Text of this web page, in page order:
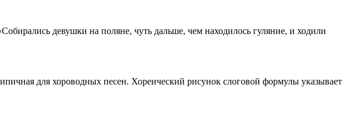
девушки на поляне, чуть дальше, чем находилось гуляние, и ходили
для хороводных песен. Хореический рисунок слоговой формулы указывает